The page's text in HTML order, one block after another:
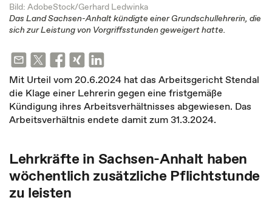
Bild: AdobeStock/Gerhard Ledwinka
Das Land Sachsen-Anhalt kündigte einer Grundschullehrerin, die
sich zur Leistung von Vorgriffsstunden geweigert hatte.
Mit Urteil vom 20.6.2024 hat das Arbeitsgericht Stendal
die Klage einer Lehrerin gegen eine fristgemäße
Kündigung ihres Arbeitsverhältnisses abgewiesen. Das
Arbeitsverhältnis endete damit zum 31.3.2024.
Lehrkräfte in Sachsen-Anhalt haben
wöchentlich zusätzliche Pflichtstunde
zu leisten